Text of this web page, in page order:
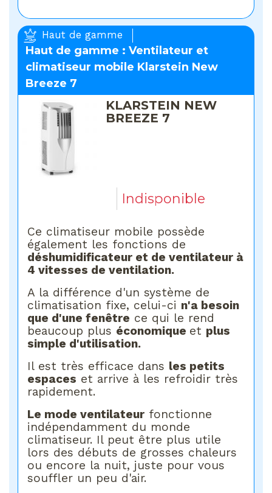
Haut de gamme
Haut de gamme : Ventilateur et
climatiseur mobile Klarstein New
Breeze 7
KLARSTEIN NEW
BREEZE 7
Indisponible
Ce climatiseur mobile possède
également les fonctions de
déshumidificateur et de ventilateur à
4 vitesses de ventilation.
A la différence d'un système de
climatisation fixe, celui-ci n'a besoin
que d'une fenêtre ce qui le rend
beaucoup plus économique et plus
simple d'utilisation.
Il est très efficace dans les petits
espaces et arrive à les refroidir très
rapidement.
Le mode ventilateur fonctionne
indépendamment du monde
climatiseur. Il peut être plus utile
lors des débuts de grosses chaleurs
ou encore la nuit, juste pour vous
souffler un peu d'air.